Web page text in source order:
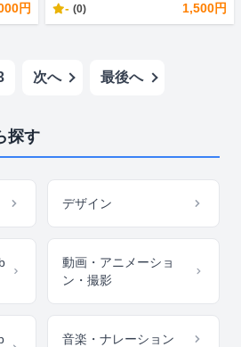
円 - (0) 1,500円
次へ 最後へ
探す
デザイン
動画・アニメーショ
ン・撮影
音楽・ナレーション